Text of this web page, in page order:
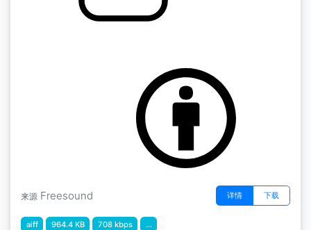
来源 Freesound 详情 下载
aiff 964.4 KB 708 kbps ...